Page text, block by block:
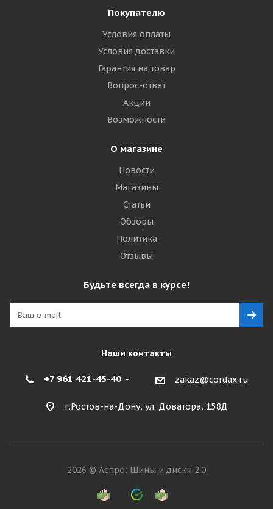
Покупателю
Условия оплаты
Условия доставки
Гарантия на товар
Вопрос-ответ
Акции
Возможности
О магазине
Новости
Магазины
Статьи
Обзоры
Политика
Отзывы
Будьте всегда в курсе!
Наши контакты
+7 961 421-45-40 zakaz@cordax.ru
г.Ростов-на-Дону, ул. Доватора, 158Д
2026 © Аспро: Шины и диски 2.0